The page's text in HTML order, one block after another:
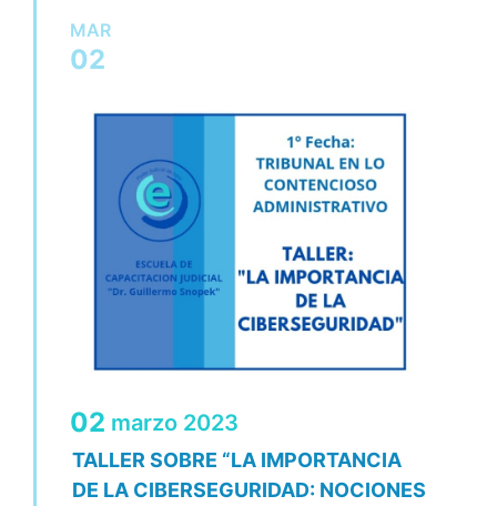
MAR
02
02 marzo 2023
TALLER SOBRE “LA IMPORTANCIA
DE LA CIBERSEGURIDAD: NOCIONES